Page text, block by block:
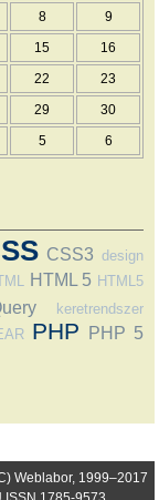
8 9
15 16
22 23
29 30
5 6
CSS3 design
HTML 5 HTML5
keretrendszer
PHP PHP 5
Weblabor, 1999–2017